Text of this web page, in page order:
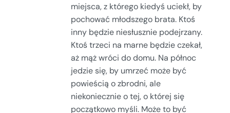
miejsca, z którego kiedyś uciekł, by
pochować młodszego brata. Ktoś
inny będzie niesłusznie podejrzany.
Ktoś trzeci na marne będzie czekał,
aż mąż wróci do domu. Na północ
jedzie się, by umrzeć może być
powieścią o zbrodni, ale
niekoniecznie o tej, o której się
początkowo myśli. Może to być